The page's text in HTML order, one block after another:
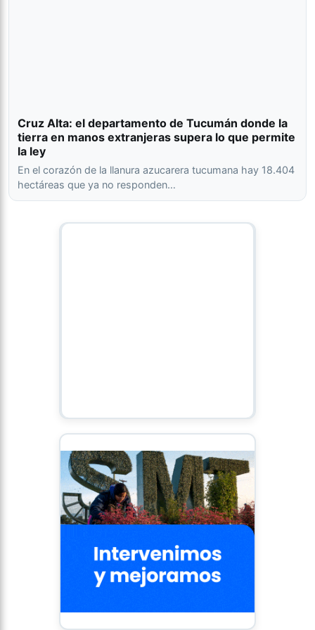
Cruz Alta: el departamento de Tucumán donde la
tierra en manos extranjeras supera lo que permite
la ley
En el corazón de la llanura azucarera tucumana hay 18.404
hectáreas que ya no responden…